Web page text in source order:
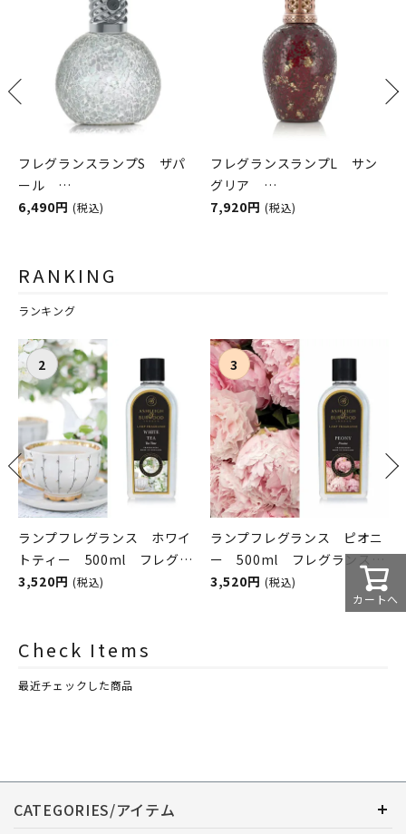
フレグランスランプS ザパ
ール
ASHLEIGH&BURWOOD（ア
6,490円 (税込)
フレグランスランプL サン
グリア
ASHLEIGH&BURWOOD（ア
7,920円 (税込)
RANKING
ランキング
ランプフレグランス ホワイ
トティー 500ml フレグラ
ンスランプ用オイル
3,520円 (税込)
ランプフレグランス ピオニ
ー 500ml フレグランスラ
ンプ用オイル
ASHLEIGH&BURWOOD（ア
3,520円 (税込)
Check Items
最近チェックした商品
カートへ
CATEGORIES/アイテム